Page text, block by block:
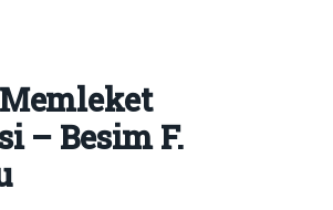
– Besim F.